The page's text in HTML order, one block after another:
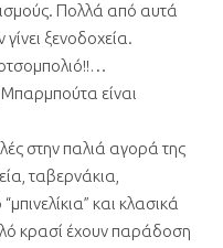
Πολλά από αυτά
ξενοδοχεία.
είναι
στην παλιά αγορά της
ταβερνάκια,
και κλασικά
κρασί έχουν παράδοση